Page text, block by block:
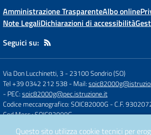
Amministrazione TrasparenteAlbo online
Note LegaliDichiarazioni di accessibilità
Seguici su:
Via Don Lucchinetti, 3 -23100 Sondrio (SO)
Tel +39 0342 212 538- Mail:
- PEC:soic82000g@pec.istruzione.it
Codice meccanografico: SOIC82000G - C.F.
Cod.Mecc.: SOIC82000G
Questo sito utilizza cookie tecnici per